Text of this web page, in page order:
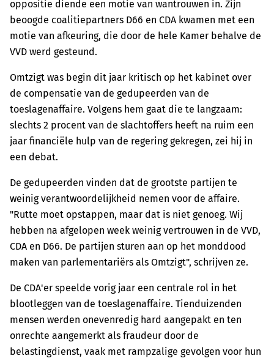
oppositie diende een motie van wantrouwen in. Zijn
beoogde coalitiepartners D66 en CDA kwamen met een
motie van afkeuring, die door de hele Kamer behalve de
VVD werd gesteund.
Omtzigt was begin dit jaar kritisch op het kabinet over
de compensatie van de gedupeerden van de
toeslagenaffaire. Volgens hem gaat die te langzaam:
slechts 2 procent van de slachtoffers heeft na ruim een
jaar financiële hulp van de regering gekregen, zei hij in
een debat.
De gedupeerden vinden dat de grootste partijen te
weinig verantwoordelijkheid nemen voor de affaire.
"Rutte moet opstappen, maar dat is niet genoeg. Wij
hebben na afgelopen week weinig vertrouwen in de VVD,
CDA en D66. De partijen sturen aan op het monddood
maken van parlementariërs als Omtzigt", schrijven ze.
De CDA'er speelde vorig jaar een centrale rol in het
blootleggen van de toeslagenaffaire. Tienduizenden
mensen werden onevenredig hard aangepakt en ten
onrechte aangemerkt als fraudeur door de
belastingdienst, vaak met rampzalige gevolgen voor hun